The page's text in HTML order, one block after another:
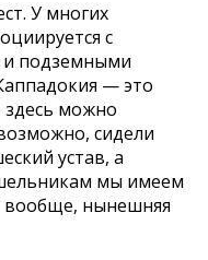
У многих
с
подземными
— это
здесь можно
сидели
устав, а
мы имеем
вообще, нынешняя